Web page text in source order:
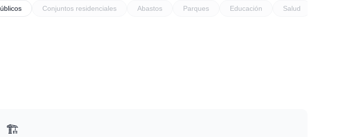
Conjuntos residenciales Abastos Parques Educación Salud
🏗️